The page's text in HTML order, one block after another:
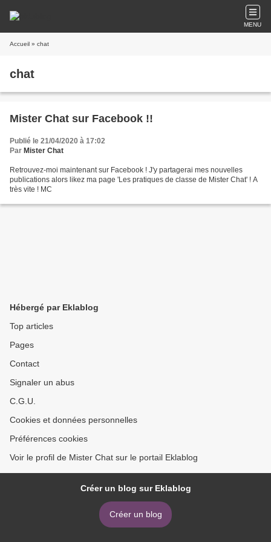
MENU
Accueil » chat
chat
Mister Chat sur Facebook !!
Publié le 21/04/2020 à 17:02
Par Mister Chat
Retrouvez-moi maintenant sur Facebook ! J'y partagerai mes nouvelles
publications alors likez ma page 'Les pratiques de classe de Mister Chat' ! A
très vite ! MC
Hébergé par Eklablog
Top articles
Pages
Contact
Signaler un abus
C.G.U.
Cookies et données personnelles
Préférences cookies
Voir le profil de Mister Chat sur le portail Eklablog
Créer un blog sur Eklablog
Créer un blog